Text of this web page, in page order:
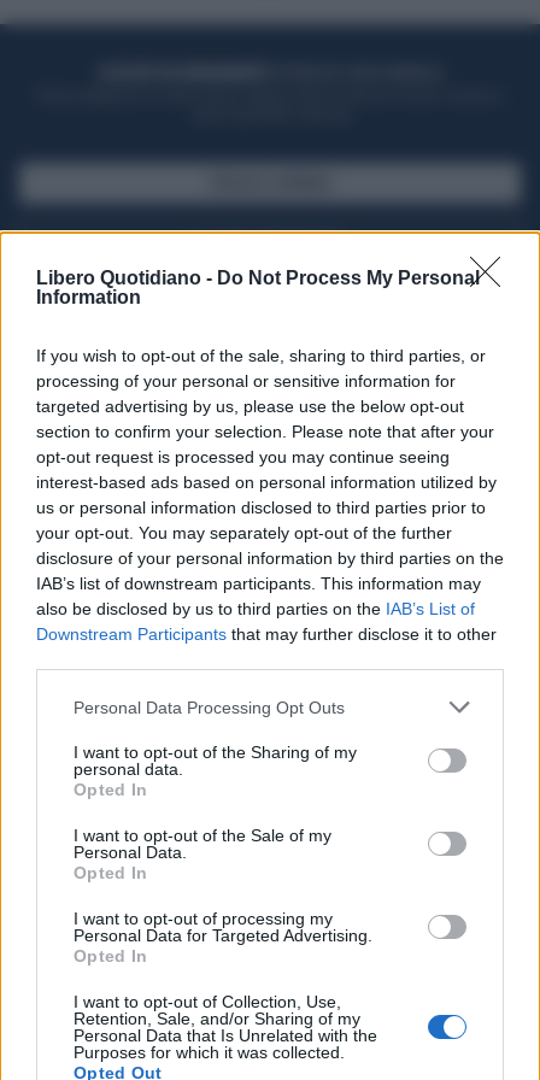
Libero Quotidiano - Do Not Process My Personal
Information
If you wish to opt-out of the sale, sharing to third parties, or
processing of your personal or sensitive information for
targeted advertising by us, please use the below opt-out
section to confirm your selection. Please note that after your
opt-out request is processed you may continue seeing
interest-based ads based on personal information utilized by
us or personal information disclosed to third parties prior to
your opt-out. You may separately opt-out of the further
disclosure of your personal information by third parties on the
IAB’s list of downstream participants. This information may
also be disclosed by us to third parties on the IAB’s List of
Downstream Participants that may further disclose it to other
Personal Data Processing Opt Outs
I want to opt-out of the Sharing of my
personal data.
Opted In
I want to opt-out of the Sale of my
Personal Data.
Opted In
I want to opt-out of processing my
Personal Data for Targeted Advertising.
Opted In
I want to opt-out of Collection, Use,
Retention, Sale, and/or Sharing of my
Personal Data that Is Unrelated with the
Purposes for which it was collected.
Opted Out
Seguici su Google Discover
Segui Libero Quotidiano su Google Discover
Scegli Libero Quotidiano come fonte preferita
SPETTACOLI
SCIENZA E TECH
Libero ShoppingContattiPubblicitàCookie policy